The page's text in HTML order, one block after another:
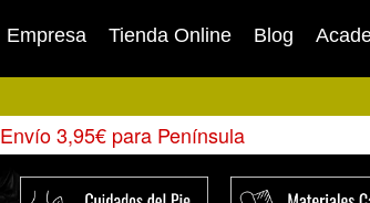
Empresa Tienda Online Blog
Envío 3,95€ para Península